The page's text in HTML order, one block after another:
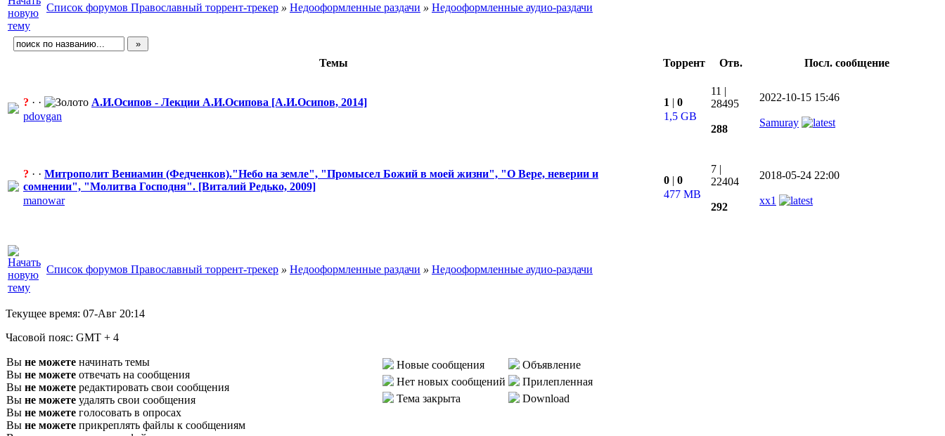
Список форумов Православный торрент-трекер » Недооформленные раздачи » Недооформленные аудио-раздачи
Темы Торрент Отв. Посл. сообщение
? · ·
А.И.Осипов - Лекции А.И.Осипова [А.И.Осипов, 2014]
pdovgan
1 | 0
1,5 GB
11 |
28495
288
2022-10-15 15:46
Samuray
? · · Митрополит Вениамин (Федченков)."Небо на земле", "Промысе​л Божий в моей жизни", "О Вере, неверии и
сомнении", "Молитва ​ Господня". [Виталий Редько, 2009]
manowar
0 | 0
477 MB
7 |
22404
292
2018-05-24 22:00
xx1
Список форумов Православный торрент-трекер » Недооформленные раздачи » Недооформленные аудио-раздачи
Текущее время: 07-Авг 20:14
Часовой пояс: GMT + 4
Вы не можете начинать темы
Вы не можете отвечать на сообщения
Вы не можете редактировать свои сообщения
Вы не можете удалять свои сообщения
Вы не можете голосовать в опросах
Вы не можете прикреплять файлы к сообщениям
Новые сообщения
Объявление
Нет новых сообщений
Прилепленная
Тема закрыта
Download